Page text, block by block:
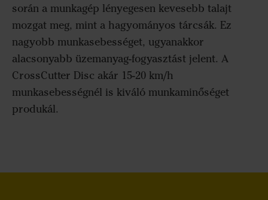
során a munkagép lényegesen kevesebb talajt
mozgat meg, mint a hagyományos tárcsák. Ez
nagyobb munkasebességet, ugyanakkor
alacsonyabb üzemanyag-fogyasztást jelent. A
CrossCutter Disc akár 15-20 km/h
munkasebességnél is kiváló munkaminőséget
produkál.